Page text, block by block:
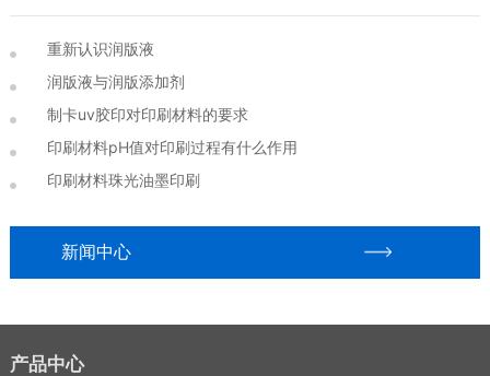
重新认识润版液
润版液与润版添加剂
制卡uv胶印对印刷材料的要求
印刷材料pH值对印刷过程有什么作用
印刷材料珠光油墨印刷
新闻中心
产品中心